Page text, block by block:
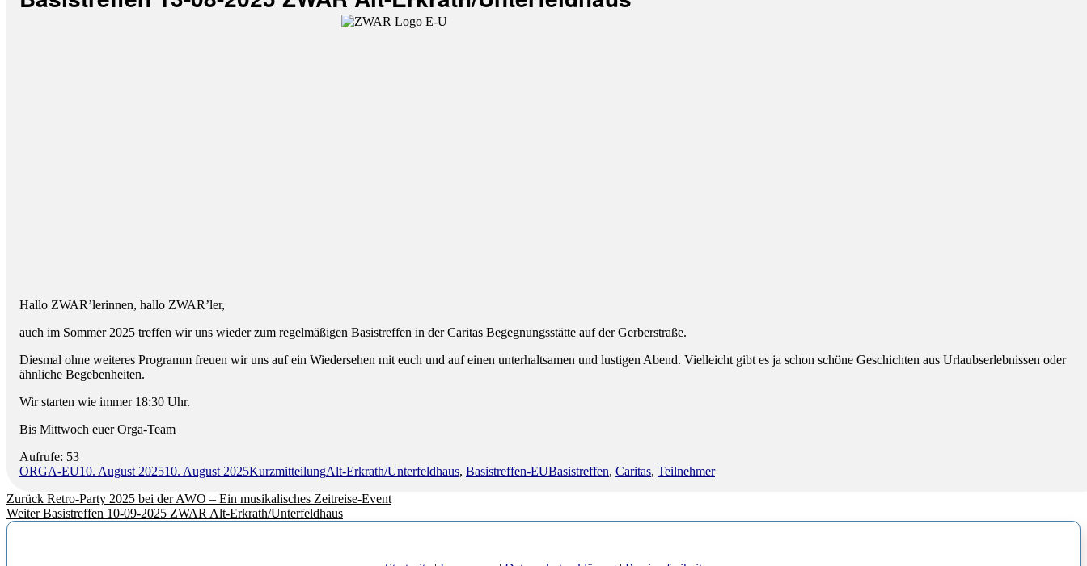
Hallo ZWAR’lerinnen, hallo ZWAR’ler,
auch im Sommer 2025 treffen wir uns wieder zum regelmäßigen Basistreffen in der Caritas Begegnungsstätte auf der Gerberstraße.
Diesmal ohne weiteres Programm freuen wir uns auf ein Wiedersehen mit euch und auf einen unterhaltsamen und lustigen Abend. Vielleicht gibt es ja schon schöne Geschichten aus Urlaubserlebnissen oder
ähnliche Begebenheiten.
Wir starten wie immer 18:30 Uhr.
Bis Mittwoch euer Orga-Team
Aufrufe: 53
Autor
ORGA-EUVeröffentlicht
10. August 202510. August 2025Format
KurzmitteilungKategorien
Alt-Erkrath/Unterfeldhaus, Basistreffen-EUSchlagwörter
Basistreffen, Caritas, Teilnehmer
Beitragsnavigation
Zurück Vorheriger
Beitrag:
Retro-Party 2025 bei der AWO – Ein musikalisches Zeitreise-Event
Weiter Nächster
Basistreffen 10-09-2025 ZWAR Alt-Erkrath/Unterfeldhaus